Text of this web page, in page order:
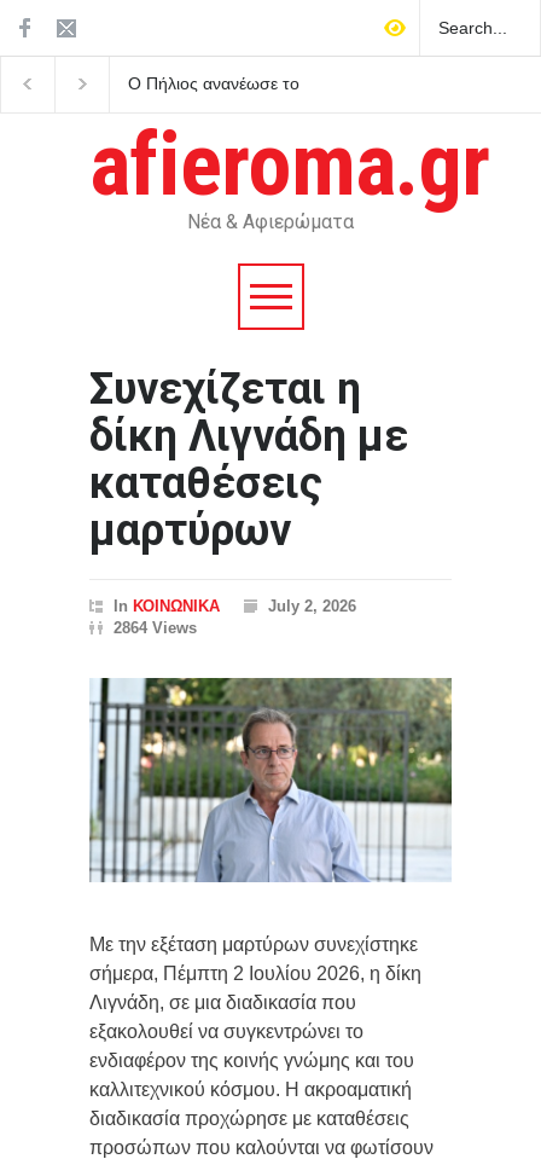
Ο Πήλιος ανανέωσε το
afieroma.gr
Νέα & Αφιερώματα
Συνεχίζεται η
δίκη Λιγνάδη με
καταθέσεις
μαρτύρων
In ΚΟΙΝΩΝΙΚΑ
July 2, 2026
2864 Views
Με την εξέταση μαρτύρων συνεχίστηκε
σήμερα, Πέμπτη 2 Ιουλίου 2026, η δίκη
Λιγνάδη, σε μια διαδικασία που
εξακολουθεί να συγκεντρώνει το
ενδιαφέρον της κοινής γνώμης και του
καλλιτεχνικού κόσμου. Η ακροαματική
διαδικασία προχώρησε με καταθέσεις
προσώπων που καλούνται να φωτίσουν